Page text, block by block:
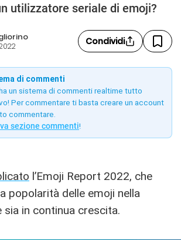
utilizzatore seriale di emoji?
Condividi
di commenti
un sistema di commenti realtime tutto
Per commentare ti basta creare un account
commentare.
sezione commenti!
l’Emoji Report 2022, che
popolarità delle emoji nella
sia in continua crescita.